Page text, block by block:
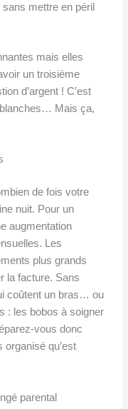
mettre en péril
mais elles
un troisième
d’argent ! C’est
blanches… Mais ça,
de fois votre
nuit. Pour un
augmentation
Les
plus grands
la facture. Sans
coûtent un bras… ou
: les bobos à soigner
vous donc
qu’est
parental